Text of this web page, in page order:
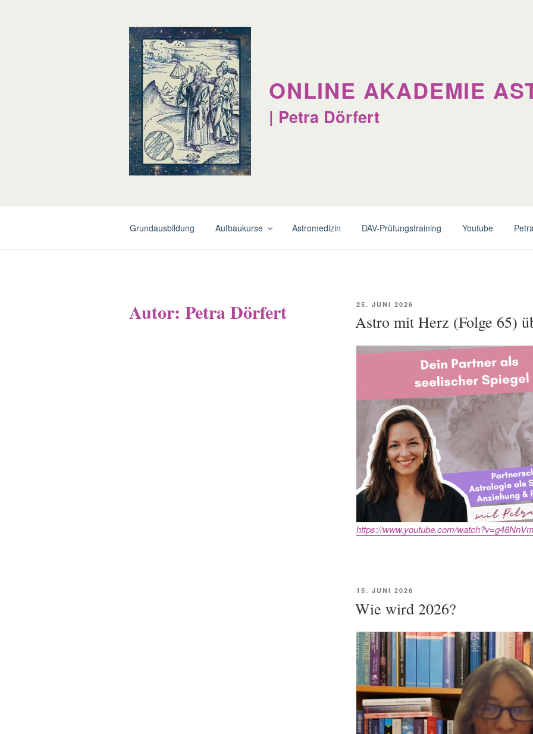
ONLINE AKADEMIE
| Petra Dörfert
Grundausbildung Aufbaukurse Astromedizin DAV-Prüfungstraining Youtube
Autor: Petra Dörfert
POSTED
25. JUNI 2026
Astro mit Herz (Folge 65)
https://www.youtube.com/
POSTED
15. JUNI 2026
Wie wird 2026?